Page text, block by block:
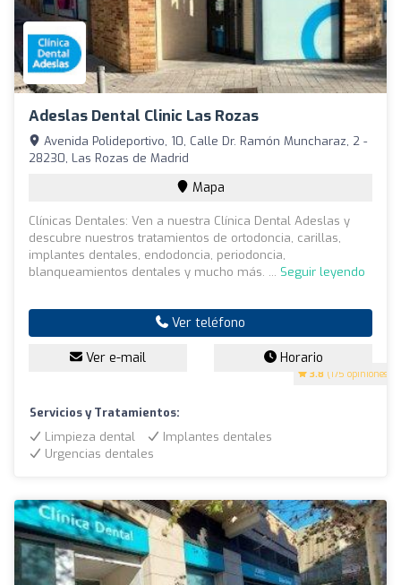
Adeslas Dental Clinic Las Rozas
3.8 (175 opiniones)
Avenida Polideportivo, 10, Calle Dr. Ramón Muncharaz, 2 -
28230, Las Rozas de Madrid
Mapa
Clínicas Dentales: Ven a nuestra Clínica Dental Adeslas y
descubre nuestros tratamientos de ortodoncia, carillas,
implantes dentales, endodoncia, periodoncia,
blanqueamientos dentales y mucho más. ... Seguir leyendo
Ver teléfono
Ver e-mail Horario
Servicios y Tratamientos:
Limpieza dental
Implantes dentales
Urgencias dentales